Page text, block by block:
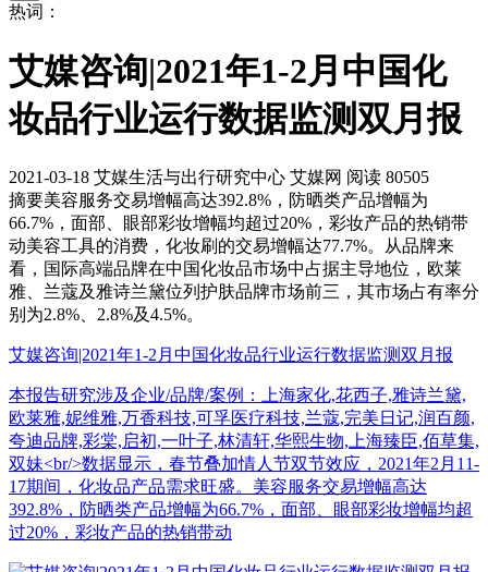
热词：
艾媒咨询|2021年1-2月中国化
妆品行业运行数据监测双月报
2021-03-18 艾媒生活与出行研究中心 艾媒网 阅读 80505
摘要美容服务交易增幅高达392.8%，防晒类产品增幅为
66.7%，面部、眼部彩妆增幅均超过20%，彩妆产品的热销带
动美容工具的消费，化妆刷的交易增幅达77.7%。从品牌来
看，国际高端品牌在中国化妆品市场中占据主导地位，欧莱
雅、兰蔻及雅诗兰黛位列护肤品牌市场前三，其市场占有率分
别为2.8%、2.8%及4.5%。
艾媒咨询|2021年1-2月中国化妆品行业运行数据监测双月报
本报告研究涉及企业/品牌/案例：上海家化,花西子,雅诗兰黛,
欧莱雅,妮维雅,万香科技,可孚医疗科技,兰蔻,完美日记,润百颜,
夸迪品牌,彩棠,启初,一叶子,林清轩,华熙生物,上海臻臣,佰草集,
双妹<br/>数据显示，春节叠加情人节双节效应，2021年2月11-
17期间，化妆品产品需求旺盛。美容服务交易增幅高达
392.8%，防晒类产品增幅为66.7%，面部、眼部彩妆增幅均超
过20%，彩妆产品的热销带动